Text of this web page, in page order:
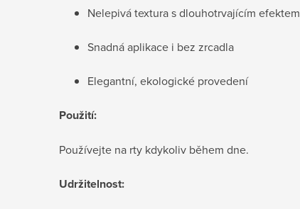
Nelepivá textura s dlouhotrvajícím efektem
Snadná aplikace i bez zrcadla
Elegantní, ekologické provedení
Použití:
Používejte na rty kdykoliv během dne.
Udržitelnost: